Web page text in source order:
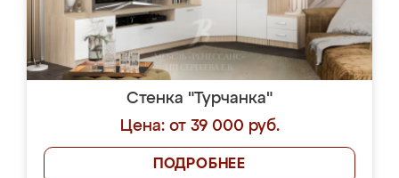
Стенка "Турчанка"
Цена: от 39 000 руб.
ПОДРОБНЕЕ